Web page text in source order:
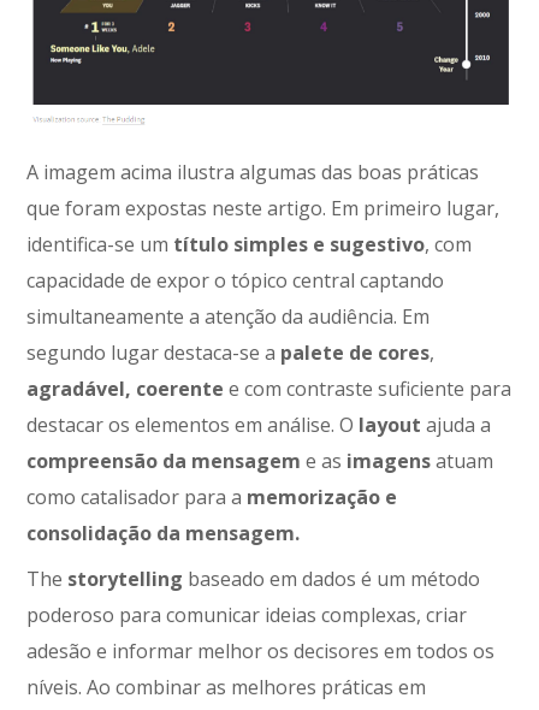
A imagem acima ilustra algumas das boas práticas
que foram expostas neste artigo. Em primeiro lugar,
identifica-se um título simples e sugestivo, com
capacidade de expor o tópico central captando
simultaneamente a atenção da audiência. Em
segundo lugar destaca-se a palete de cores,
agradável, coerente e com contraste suficiente para
destacar os elementos em análise. O layout ajuda a
compreensão da mensagem e as imagensatuam
como catalisador para a memorização e
consolidação da mensagem.
The storytelling baseado em dados é um método
poderoso para comunicar ideias complexas, criar
adesão e informar melhor os decisores em todos os
níveis. Ao combinar as melhores práticas em